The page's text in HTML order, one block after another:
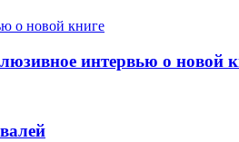
интервью о новой